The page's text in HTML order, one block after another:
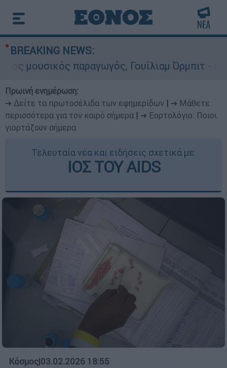
BREAKING NEWS:
παραγωγός, Γουίλιαμ Όρμπιτ - Η
Πρωινή ενημέρωση:
➔ Δείτε τα πρωτοσέλιδα των εφημερίδων
➔ Μάθετε
περισσότερα για τον καιρό σήμερα
➔ Εορτολόγιο: Ποιοι
γιορτάζουν σήμερα
Τελευταία νέα και ειδήσεις σχετικά με:
ΙΟΣ ΤΟΥ AIDS
Κόσμος|03.02.2026 18:55